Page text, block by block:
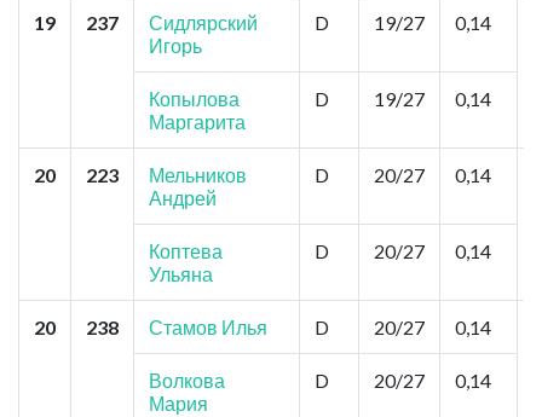
19 237
Сидлярский
Игорь
D 19/27 0,14
Копылова
Маргарита
D 19/27 0,14
20 223
Мельников
Андрей
D 20/27 0,14
Коптева
Ульяна
D 20/27 0,14
20 238 Стамов Илья D 20/27 0,14
Волкова
Мария
D 20/27 0,14